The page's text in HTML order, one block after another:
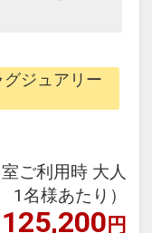
組み合わせ
ケージだか
ん周遊旅行
宿泊や延
在です。
（または
グジュアリー
ご利用時 大人
1名様あたり）
125,200円